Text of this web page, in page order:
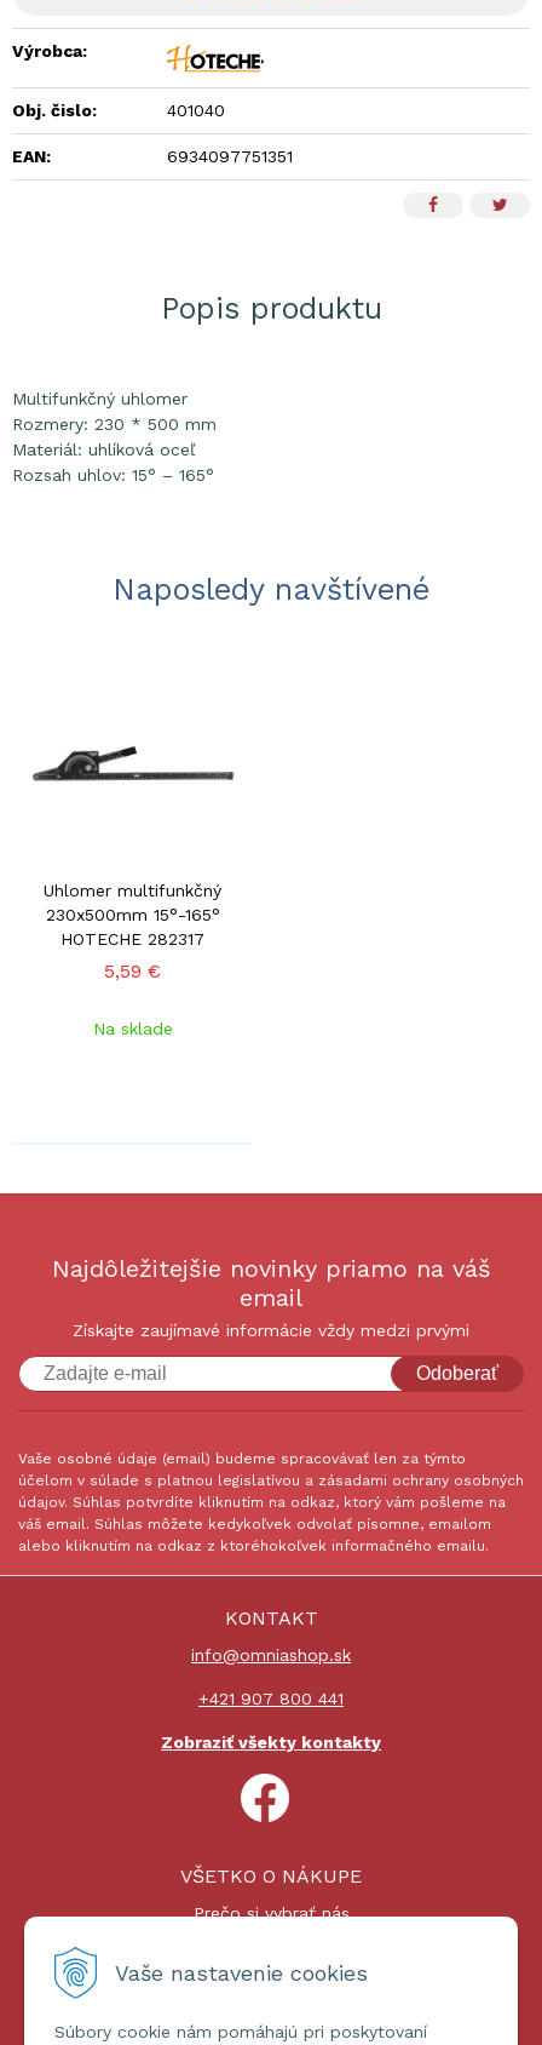
Vaše nastavenie cookies
Súbory cookie nám pomáhajú pri poskytovaní
Výrobca:
Obj. čislo: 401040
EAN: 6934097751351
Popis produktu
Multifunkčný uhlomer
Rozmery: 230 * 500 mm
Materiál: uhlíková oceľ
Rozsah uhlov: 15° – 165°
Naposledy navštívené
Uhlomer multifunkčný
230x500mm 15°-165°
HOTECHE 282317
5,59 €
Na sklade
Najdôležitejšie novinky priamo na váš
email
Získajte zaujímavé informácie vždy medzi prvými
Odoberať
Vaše osobné údaje (email) budeme spracovávať len za týmto
účelom v súlade s platnou legislatívou a zásadami ochrany osobných
údajov. Súhlas potvrdíte kliknutím na odkaz, ktorý vám pošleme na
váš email. Súhlas môžete kedykoľvek odvolať písomne, emailom
alebo kliknutím na odkaz z ktoréhokoľvek informačného emailu.
KONTAKT
info@omniashop.sk
+421 907 800 441
Zobraziť všekty kontakty
VŠETKO O NÁKUPE
Prečo si vybrať nás
Platby a doprava